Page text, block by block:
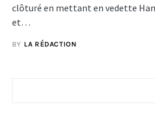
clôturé en mettant en vedette
et…
BY LA RÉDACTION